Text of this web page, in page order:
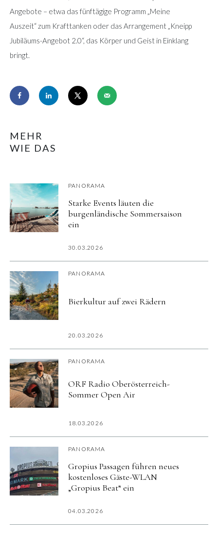
Angebote – etwa das fünftägige Programm „Meine
Auszeit“ zum Krafttanken oder das Arrangement „Kneipp
Jubiläums-Angebot 2.0“, das Körper und Geist in Einklang
bringt.
MEHR
WIE DAS
PANORAMA
Starke Events läuten die
burgenländische Sommersaison
ein
30.03.2026
PANORAMA
Bierkultur auf zwei Rädern
20.03.2026
PANORAMA
ORF Radio Oberösterreich-
Sommer Open Air
18.03.2026
PANORAMA
Gropius Passagen führen neues
kostenloses Gäste-WLAN
„Gropius Beat“ ein
04.03.2026